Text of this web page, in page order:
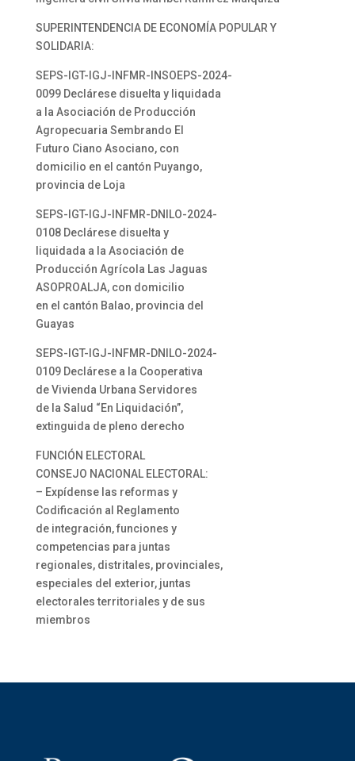
SUPERINTENDENCIA DE ECONOMÍA POPULAR Y
SOLIDARIA:
SEPS-IGT-IGJ-INFMR-INSOEPS-2024-
0099 Declárese disuelta y liquidada
a la Asociación de Producción
Agropecuaria Sembrando El
Futuro Ciano Asociano, con
domicilio en el cantón Puyango,
provincia de Loja
SEPS-IGT-IGJ-INFMR-DNILO-2024-
0108 Declárese disuelta y
liquidada a la Asociación de
Producción Agrícola Las Jaguas
ASOPROALJA, con domicilio
en el cantón Balao, provincia del
Guayas
SEPS-IGT-IGJ-INFMR-DNILO-2024-
0109 Declárese a la Cooperativa
de Vivienda Urbana Servidores
de la Salud “En Liquidación”,
extinguida de pleno derecho
FUNCIÓN ELECTORAL
CONSEJO NACIONAL ELECTORAL:
– Expídense las reformas y
Codificación al Reglamento
de integración, funciones y
competencias para juntas
regionales, distritales, provinciales,
especiales del exterior, juntas
electorales territoriales y de sus
miembros